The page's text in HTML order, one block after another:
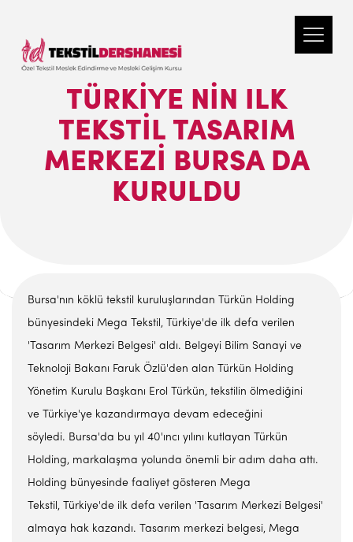
TÜRKIYE NIN ILK
TEKSTIL TASARIM
MERKEZI BURSA DA
KURULDU
Bursa'nın köklü tekstil kuruluşlarından Türkün Holding
bünyesindeki Mega Tekstil, Türkiye'de ilk defa verilen
'Tasarım Merkezi Belgesi' aldı. Belgeyi Bilim Sanayi ve
Teknoloji Bakanı Faruk Özlü'den alan Türkün Holding
Yönetim Kurulu Başkanı Erol Türkün, tekstilin ölmediğini
ve Türkiye'ye kazandırmaya devam edeceğini
söyledi. Bursa'da bu yıl 40'ıncı yılını kutlayan Türkün
Holding, markalaşma yolunda önemli bir adım daha attı.
Holding bünyesinde faaliyet gösteren Mega
Tekstil, Türkiye'de ilk defa verilen 'Tasarım Merkezi Belgesi'
almaya hak kazandı. Tasarım merkezi belgesi, Mega